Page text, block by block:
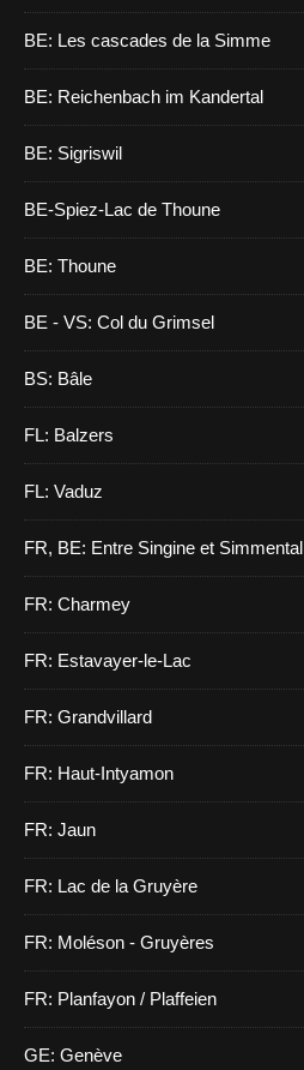
BE: Les cascades de la Simme
BE: Reichenbach im Kandertal
BE: Sigriswil
BE-Spiez-Lac de Thoune
BE: Thoune
BE - VS: Col du Grimsel
BS: Bâle
FL: Balzers
FL: Vaduz
FR, BE: Entre Singine et Simmental
FR: Charmey
FR: Estavayer-le-Lac
FR: Grandvillard
FR: Haut-Intyamon
FR: Jaun
FR: Lac de la Gruyère
FR: Moléson - Gruyères
FR: Planfayon / Plaffeien
GE: Genève